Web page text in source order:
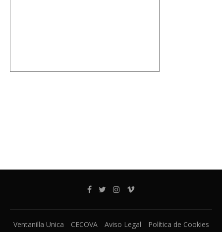
Ventanilla Unica CECOVA Aviso Legal
Política de Cookies